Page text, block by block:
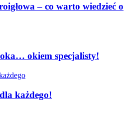
– co warto wiedzieć o
okiem specjalisty!
każdego!